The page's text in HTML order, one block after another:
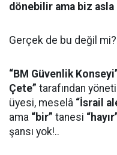
dönebilir ama biz asla
Gerçek de bu değil
“BM Güvenlik
Çete” tarafından
üyesi, meselâ “İsrail
ama “bir” tanesi
şansı yok!..